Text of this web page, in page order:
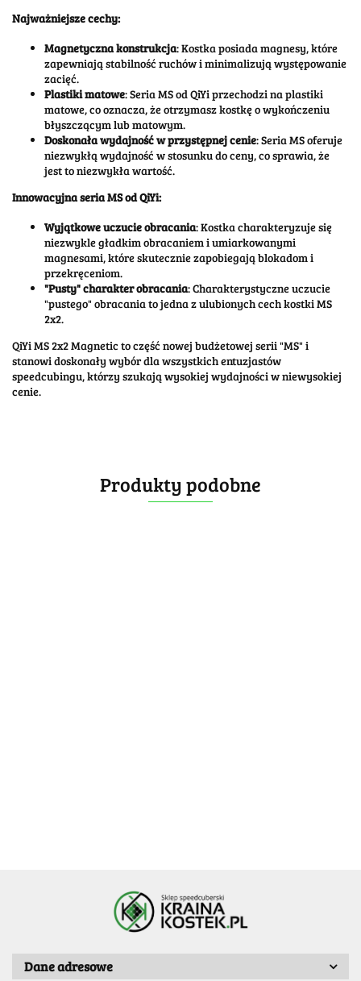
Najważniejsze cechy:
Magnetyczna konstrukcja: Kostka posiada magnesy, które
zapewniają stabilność ruchów i minimalizują występowanie
zacięć.
Plastiki matowe: Seria MS od QiYi przechodzi na plastiki
matowe, co oznacza, że otrzymasz kostkę o wykończeniu
błyszczącym lub matowym.
Doskonała wydajność w przystępnej cenie: Seria MS oferuje
niezwykłą wydajność w stosunku do ceny, co sprawia, że
jest to niezwykła wartość.
Innowacyjna seria MS od QiYi:
Wyjątkowe uczucie obracania: Kostka charakteryzuje się
niezwykle gładkim obracaniem i umiarkowanymi
magnesami, które skutecznie zapobiegają blokadom i
przekręceniom.
"Pusty" charakter obracania: Charakterystyczne uczucie
"pustego" obracania to jedna z ulubionych cech kostki MS
2x2.
QiYi MS 2x2 Magnetic to część nowej budżetowej serii "MS" i
stanowi doskonały wybór dla wszystkich entuzjastów
speedcubingu, którzy szukają wysokiej wydajności w niewysokiej
cenie.
Produkty podobne
Dane adresowe